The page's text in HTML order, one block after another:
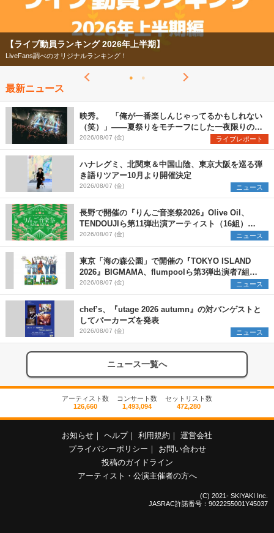
【ライブ動員ランキング 2026年上半期】
LiveFans調べのオリジナルランキング！
最新ニュース
映秀。 「俺が一番楽しんじゃってるかもしれない
（笑）」――夏祭りをモチーフにした一夜限りのス
ペシャルライブ『色祭』レポート
2026/08/07 (金) ライブレポート
ハナレグミ、北関東＆中国山陰、東京大阪を巡る弾
き語りツアー10月より開催決定
2026/08/07 (金) ニュース
長野で開催の『りんご音楽祭2026』Olive Oil、
TENDOUJIら第11弾出演アーティスト（16組）を
発表
2026/08/07 (金) ニュース
東京「海の森公園」で開催の『TOKYO ISLAND
2026』BIGMAMA、flumpoolら第3弾出演者7組を
発表 ワークショップ・アート出展者を募集
2026/08/07 (金) ニュース
chef’s、『utage 2026 autumn』の対バンゲストと
してパーカーズを発表
2026/08/07 (金) ニュース
ニュース一覧へ
アーティスト数
126,660
コンサート数
1,493,094
セットリスト数
472,280
お知らせ ｜ ヘルプ｜ 利用規約 ｜ 運営会社
プライバシーポリシー ｜
お問い合わせ
投稿のガイドライン
アーティスト・公演主催者の方へ
(C) 2021- SKIYAKI Inc.
JASRAC許諾番号：9022255001Y45037